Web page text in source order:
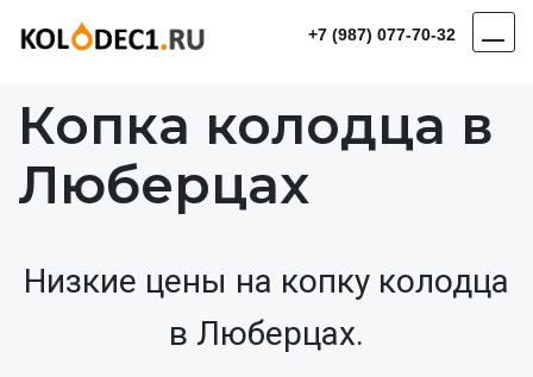
+7 (987) 077-70-32
Копка колодца в
Люберцах
Низкие цены на копку колодца
в Люберцах.